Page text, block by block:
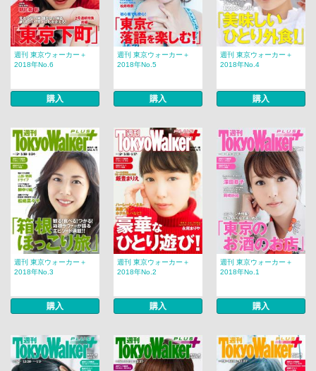
週刊 東京ウォーカー＋
2018年No.6
購入
週刊 東京ウォーカー＋
2018年No.5
購入
週刊 東京ウォーカー＋
2018年No.4
購入
週刊 東京ウォーカー＋
2018年No.3
購入
週刊 東京ウォーカー＋
2018年No.2
購入
週刊 東京ウォーカー＋
2018年No.1
購入